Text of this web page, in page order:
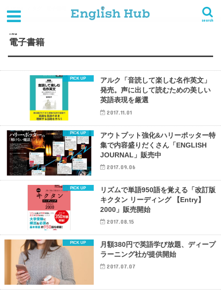
search
TAG
電子書籍
アルク「音読して楽しむ名作英文」
発売。声に出して読むための美しい
英語表現を厳選
2017.11.01
アウトプット強化&ハリーポッター特
集で内容盛りだくさん「ENGLISH
JOURNAL」販売中
2017.09.06
リズムで単語950語を覚える「改訂版
キクタン リーディング 【Entry】
2000」販売開始
2017.08.15
月額380円で英語学び放題、ディープ
ラーニング社が提供開始
2017.07.07